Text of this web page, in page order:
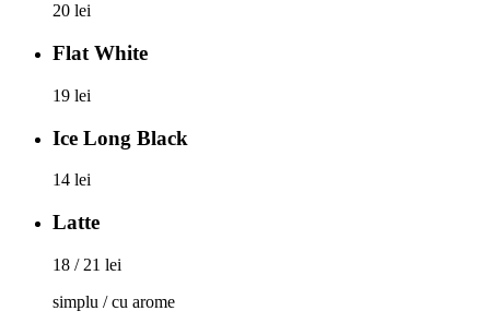
20 lei
Flat White
19 lei
Ice Long Black
14 lei
Latte
18 / 21 lei
simplu / cu arome